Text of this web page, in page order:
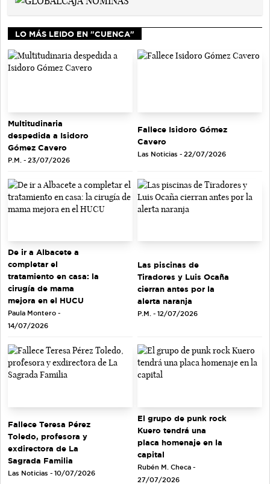
LO MÁS LEIDO EN "CUENCA"
Multitudinaria
despedida a Isidoro
Gómez Cavero
P.M. - 23/07/2026
Fallece Isidoro Gómez
Cavero
Las Noticias - 22/07/2026
De ir a Albacete a
completar el
tratamiento en casa: la
cirugía de mama
mejora en el HUCU
Paula Montero -
14/07/2026
Las piscinas de
Tiradores y Luis Ocaña
cierran antes por la
alerta naranja
P.M. - 12/07/2026
Fallece Teresa Pérez
Toledo, profesora y
exdirectora de La
Sagrada Familia
Las Noticias - 10/07/2026
El grupo de punk rock
Kuero tendrá una
placa homenaje en la
capital
Rubén M. Checa -
27/07/2026